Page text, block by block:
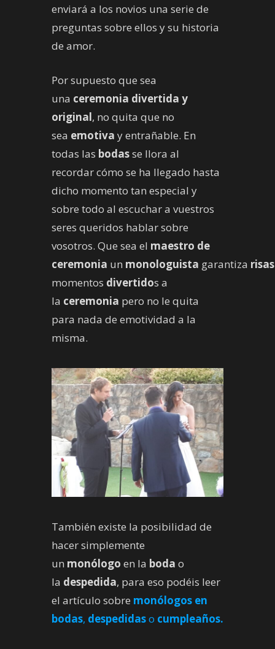
enviará a los novios una serie de
preguntas sobre ellos y su historia
de amor.
Por supuesto que sea
una ceremonia divertida y
original, no quita que no
sea emotiva y entrañable. En
todas las bodasse llora al
recordar cómo se ha llegado hasta
dicho momento tan especial y
sobre todo al escuchar a vuestros
seres queridos hablar sobre
vosotros. Que sea el maestro de
ceremonia un monologuista garantiza risas
momentos divertidos a
la ceremonia pero no le quita
para nada de emotividad a la
misma.
También existe la posibilidad de
hacer simplemente
un monólogo en la boda o
la despedida, para eso podéis leer
el artículo sobre monólogos en
bodas, despedidaso cumpleaños.